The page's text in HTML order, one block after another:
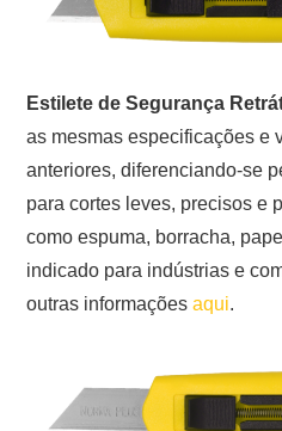
Estilete de Segurança
as mesmas especificações e
anteriores, diferenciando-se
para cortes leves, precisos e
como espuma, borracha,
indicado para indústrias e
outras informaçõesaqui.